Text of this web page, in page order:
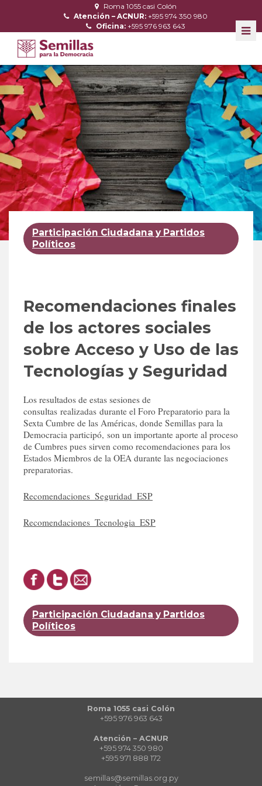
Roma 1055 casi Colón
Atención – ACNUR: +595 974 350 980
Oficina: +595 976 963 643
Participación Ciudadana y Partidos
Políticos
Recomendaciones finales
de los actores sociales
sobre Acceso y Uso de las
Tecnologías y Seguridad
Los resultados de estas sesiones de
consultas realizadas durante el Foro Preparatorio para la
Sexta Cumbre de las Américas, donde Semillas para la
Democracia participó, son un importante aporte al proceso
de Cumbres pues sirven como recomendaciones para los
Estados Miembros de la OEA durante las negociaciones
preparatorias.
Recomendaciones_Seguridad_ESP
Recomendaciones_Tecnologia_ESP
Participación Ciudadana y Partidos
Políticos
Roma 1055 casi Colón
+595 976 963 643
Atención – ACNUR
+595 974 350 980
+595 971 888 172
semillas@semillas.org.py